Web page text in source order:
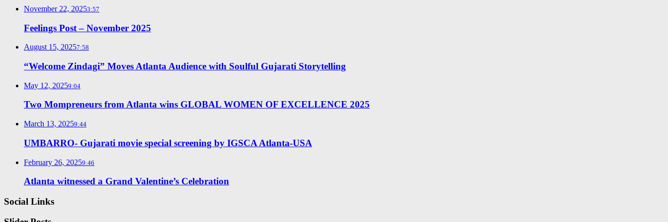
November 22, 20253:57
Feelings Post – November 2025
August 15, 20257:58
“Welcome Zindagi” Moves Atlanta Audience with Soulful Gujarati Storytelling
May 12, 20259:04
Two Mompreneurs from Atlanta wins GLOBAL WOMEN OF EXCELLENCE 2025
March 13, 20259:44
UMBARRO- Gujarati movie special screening by IGSCA Atlanta-USA
February 26, 20259:46
Atlanta witnessed a Grand Valentine’s Celebration
Social Links